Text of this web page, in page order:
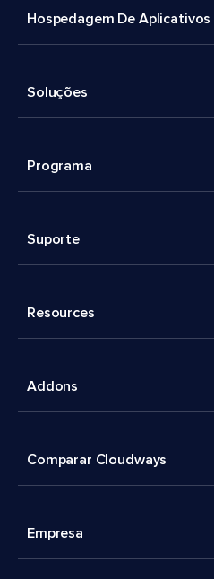
Hospedagem De Aplicativos
Soluções
Programa
Suporte
Resources
Addons
Comparar Cloudways
Empresa